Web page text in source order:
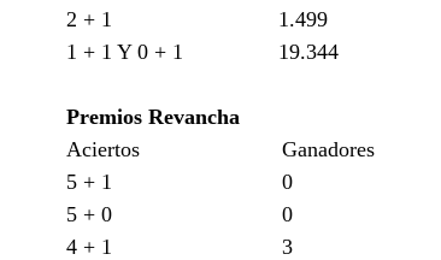
2 + 1
1.499
1 + 1 Y 0 + 1
19.344
Premios Revancha
Aciertos
Ganadores
5 + 1
0
5 + 0
0
4 + 1
3